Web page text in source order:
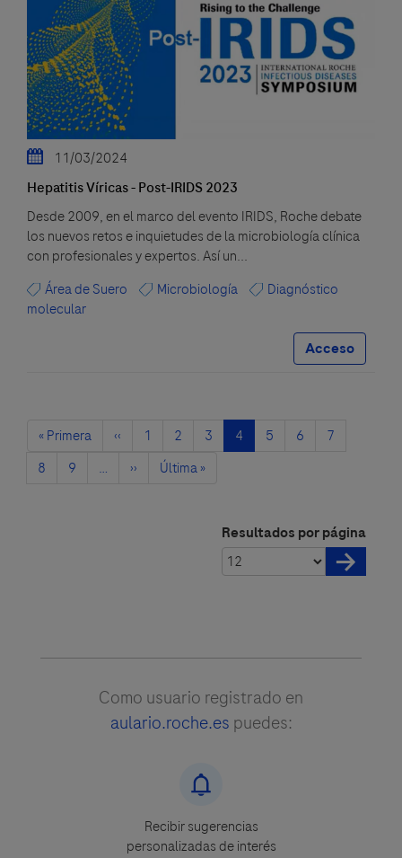
11/03/2024
Hepatitis Víricas - Post-IRIDS 2023
Desde 2009, en el marco del evento IRIDS, Roche debate
los nuevos retos e inquietudes de la microbiología clínica
con profesionales y expertos. Así un...
Área de Suero
Microbiología
Diagnóstico
molecular
Acceso
Primera
« Primera
Página
‹‹ Página
1 Página
2 Página
3
Página
actual
4 Página
5 Página
6 Página
7
Página
8 Página
9 …
Siguiente
››
Última
Última »
Resultados por página
Como usuario registrado en
aulario.roche.es puedes:
Recibir sugerencias
personalizadas de interés